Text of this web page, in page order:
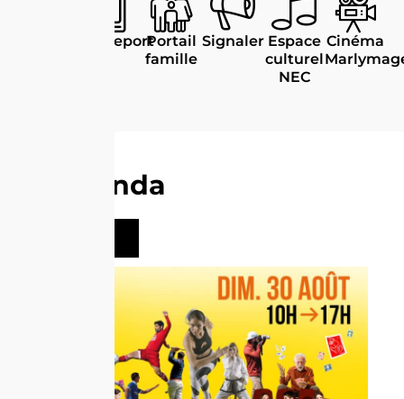
PasseportPortail
famille
Signaler Espace
culturel
NEC
Cinéma
Agenda